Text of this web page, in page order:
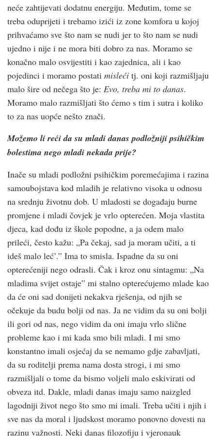
neće zahtijevati dodatnu energiju. Međutim, tome se
treba oduprijeti i trebamo izići iz zone komfora u kojoj
prihvaćamo sve što nam se nudi jer to što nam se nudi
ujedno i nije i ne mora biti dobro za nas. Moramo se
konačno malo osvijestiti i kao zajednica, ali i kao
pojedinci i moramo postati misleći tj. oni koji razmišljaju
malo šire od nečega što je: Evo, treba mi to danas.
Moramo malo razmišljati što ćemo s tim i sutra i koliko
to za nas uopće nešto znači.
Možemo li reći da su mladi danas podložniji psihičkim
bolestima nego mladi nekada prije?
Inače su mladi podložni psihičkim poremećajima i razina
samoubojstava kod mladih je relativno visoka u odnosu
na srednju životnu dob. U mladosti se događaju burne
promjene i mladi čovjek je vrlo opterećen. Moja vlastita
djeca, kad dođu iz škole popodne, a ja odem malo
prileći, često kažu: „Pa čekaj, sad ja moram učiti, a ti
ideš malo leć’.” Ima to smisla. Ispadne da su oni
opterećeniji nego odrasli. Čak i kroz onu sintagmu: „Na
mladima svijet ostaje” mi stalno opterećujemo mlade kao
da će oni sad donijeti nekakva rješenja, od njih se
očekuje da budu bolji od nas. Ja ne vidim da su oni bolji
ili gori od nas, nego vidim da oni imaju vrlo slične
probleme kao i mi kada smo bili mladi. I mi smo
konstantno imali osjećaj da se nemamo gdje zabavljati,
da su roditelji prema nama dosta strogi, i mi smo
razmišljali o tome da bismo voljeli malo eskivirati od
obveza itd. Dakle, mladi danas imaju samo naizgled
lagodniji život nego što smo mi imali. Treba učiti i njih i
sve nas da moral i ljudskost moramo ponovno dovesti na
razinu važnosti. Neki danas filozofiju i vjeronauk